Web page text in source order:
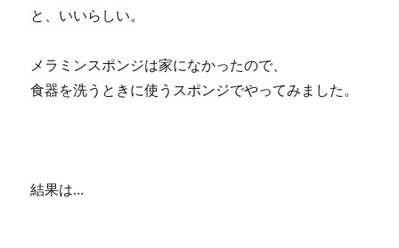
と、いいらしい。
メラミンスポンジは家になかったので、
食器を洗うときに使うスポンジでやってみました。
結果は…